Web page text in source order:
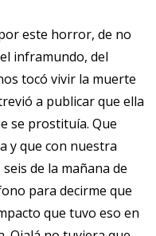
este horror, de no
inframundo, del
tocó vivir la muerte
a publicar que ella
se prostituía. Que
y que con nuestra
de la mañana de
para decirme que
que tuvo eso en